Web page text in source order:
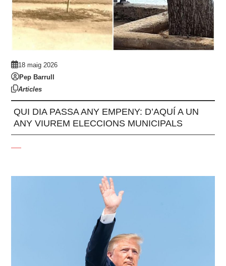
18 maig 2026
Pep Barrull
Articles
QUI DIA PASSA ANY EMPENY: D’AQUÍ A UN
ANY VIUREM ELECCIONS MUNICIPALS